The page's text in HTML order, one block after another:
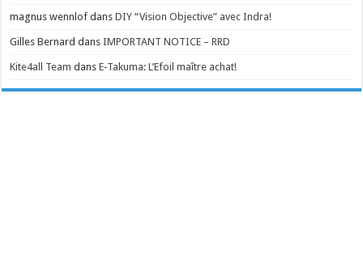
magnus wennlof dansDIY “Vision Objective” avec Indra!
Gilles Bernard dansIMPORTANT NOTICE – RRD
Kite4all Team dansE-Takuma: L’Efoil maître achat!